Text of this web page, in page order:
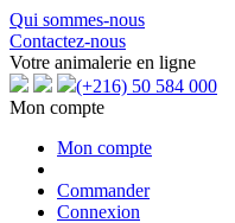
Qui sommes-nous
Contactez-nous
Votre animalerie en ligne
(+216) 50 584 000
Mon compte
Mon compte
Commander
Connexion